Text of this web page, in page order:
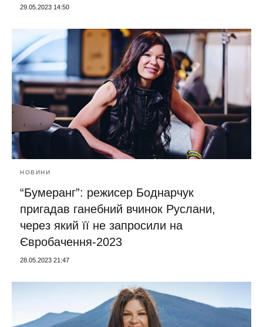
29.05.2023 14:50
НОВИНИ
“Бумеранг”: режисер Боднарчук
пригадав ганебний вчинок Руслани,
через який її не запросили на
Євробачення-2023
28.05.2023 21:47